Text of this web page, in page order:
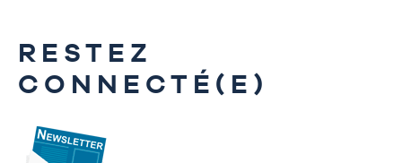
RESTEZ
CONNECTÉ(E)